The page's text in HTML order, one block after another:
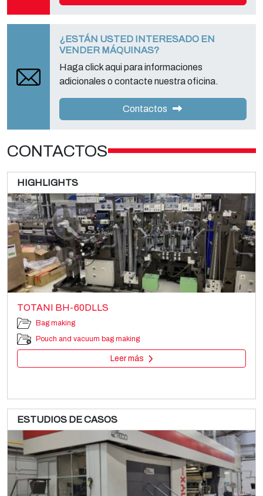
¿ESTÁN USTED INTERESADO EN
VENDER MÁQUINAS?
Haga click aqui para informaciones
adicionales o contacte nuestra oficina.
Contactos
CONTACTOS
HIGHLIGHTS
TOTANI BH-60DLLS
Bag making
Pouch and vacuum bag making
Leer más
ESTUDIOS DE CASOS